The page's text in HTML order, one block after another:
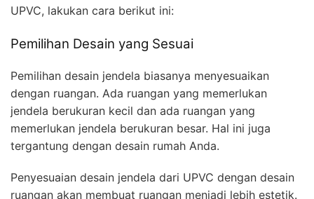
UPVC, lakukan cara berikut ini:
Pemilihan Desain yang Sesuai
Pemilihan desain jendela biasanya menyesuaikan
dengan ruangan. Ada ruangan yang memerlukan
jendela berukuran kecil dan ada ruangan yang
memerlukan jendela berukuran besar. Hal ini juga
tergantung dengan desain rumah Anda.
Penyesuaian desain jendela dari UPVC dengan desain
ruangan akan membuat ruangan menjadi lebih estetik.